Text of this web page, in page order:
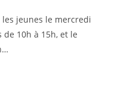
les jeunes le mercredi
10h à 15h, et le